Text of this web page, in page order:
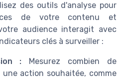
des outils d'analyse pour
de votre contenu et
audience interagit avec
clés à surveiller :
: Mesurez combien de
action souhaitée, comme